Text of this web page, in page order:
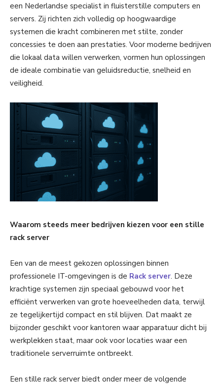
een Nederlandse specialist in fluisterstille computers en
servers. Zij richten zich volledig op hoogwaardige
systemen die kracht combineren met stilte, zonder
concessies te doen aan prestaties. Voor moderne bedrijven
die lokaal data willen verwerken, vormen hun oplossingen
de ideale combinatie van geluidsreductie, snelheid en
veiligheid.
Waarom steeds meer bedrijven kiezen voor een stille
rack server
Een van de meest gekozen oplossingen binnen
professionele IT-omgevingen is de Rack server. Deze
krachtige systemen zijn speciaal gebouwd voor het
efficiënt verwerken van grote hoeveelheden data, terwijl
ze tegelijkertijd compact en stil blijven. Dat maakt ze
bijzonder geschikt voor kantoren waar apparatuur dicht bij
werkplekken staat, maar ook voor locaties waar een
traditionele serverruimte ontbreekt.
Een stille rack server biedt onder meer de volgende